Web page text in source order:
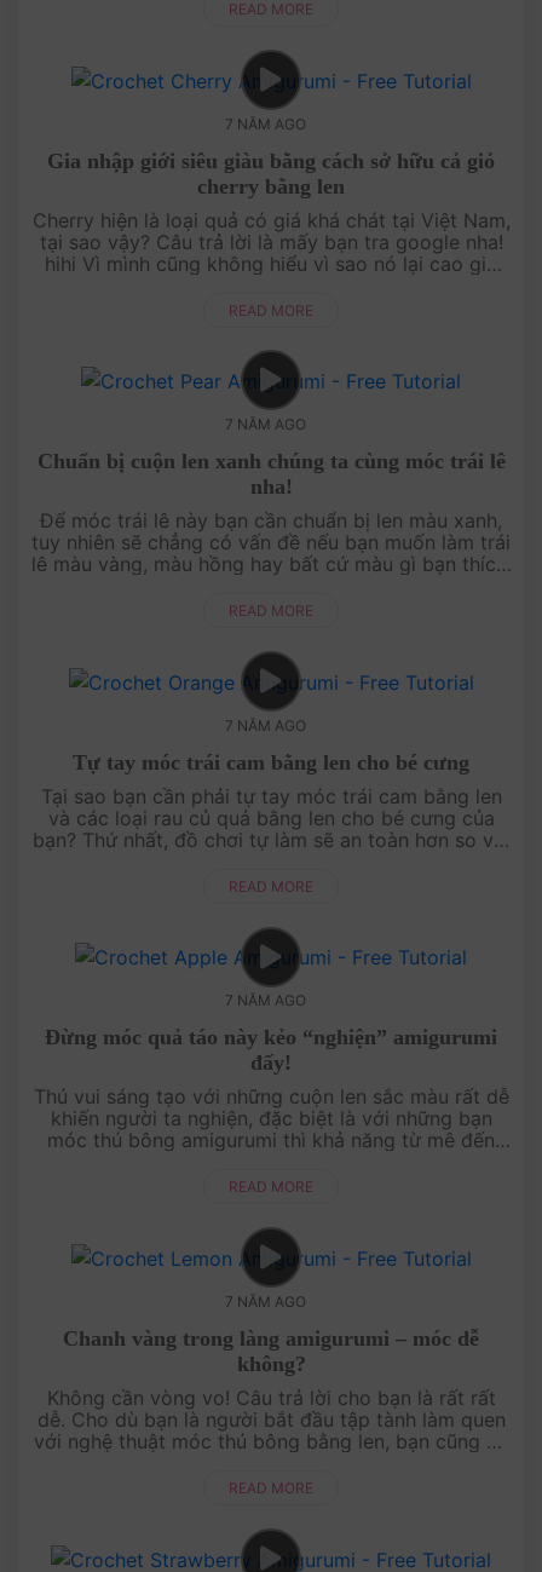
đ....
READ MORE
7 NĂM AGO
Gia nhập giới siêu giàu bằng cách sở hữu cả giỏ
cherry bằng len
Cherry hiện là loại quả có giá khá chát tại Việt Nam,
tại sao vậy? Câu trả lời là mấy bạn tra google nha!
hihi Vì mình cũng không hiểu vì sao nó lại cao giá
READ MORE
7 NĂM AGO
Chuẩn bị cuộn len xanh chúng ta cùng móc trái lê
nha!
Để móc trái lê này bạn cần chuẩn bị len màu xanh,
tuy nhiên sẽ chẳng có vấn đề nếu bạn muốn làm trái
lê màu vàng, màu hồng hay bất cứ màu gì bạn thích.
READ MORE
7 NĂM AGO
Tự tay móc trái cam bằng len cho bé cưng
Tại sao bạn cần phải tự tay móc trái cam bằng len
và các loại rau củ quả bằng len cho bé cưng của
bạn? Thứ nhất, đồ chơi tự làm sẽ an toàn hơn so với
READ MORE
7 NĂM AGO
Đừng móc quả táo này kẻo “nghiện” amigurumi
đấy!
Thú vui sáng tạo với những cuộn len sắc màu rất dễ
khiến người ta nghiện, đặc biệt là với những bạn
móc thú bông amigurumi thì khả năng từ mê đến
READ MORE
7 NĂM AGO
Chanh vàng trong làng amigurumi – móc dễ
không?
Không cần vòng vo! Câu trả lời cho bạn là rất rất
dễ. Cho dù bạn là người bắt đầu tập tành làm quen
với nghệ thuật móc thú bông bằng len, bạn cũng có
READ MORE